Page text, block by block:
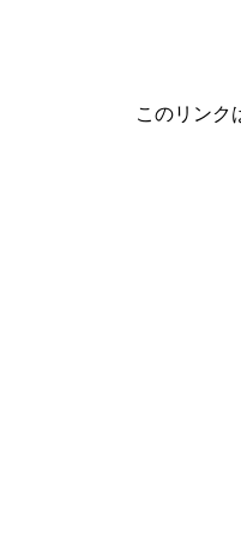
このリンク